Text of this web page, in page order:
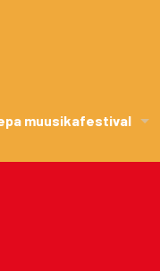
muusikafestival